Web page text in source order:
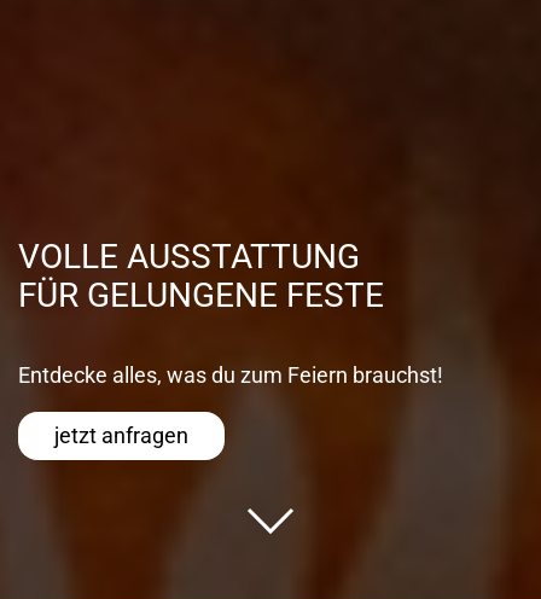
VOLLE AUSSTATTUNG
FÜR GELUNGENE FESTE
Entdecke alles, was du zum Feiern brauchst!
jetzt anfragen